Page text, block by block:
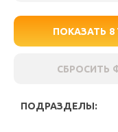
ПОКАЗАТЬ 8
СБРОСИТЬ
ПОДРАЗДЕЛЫ: